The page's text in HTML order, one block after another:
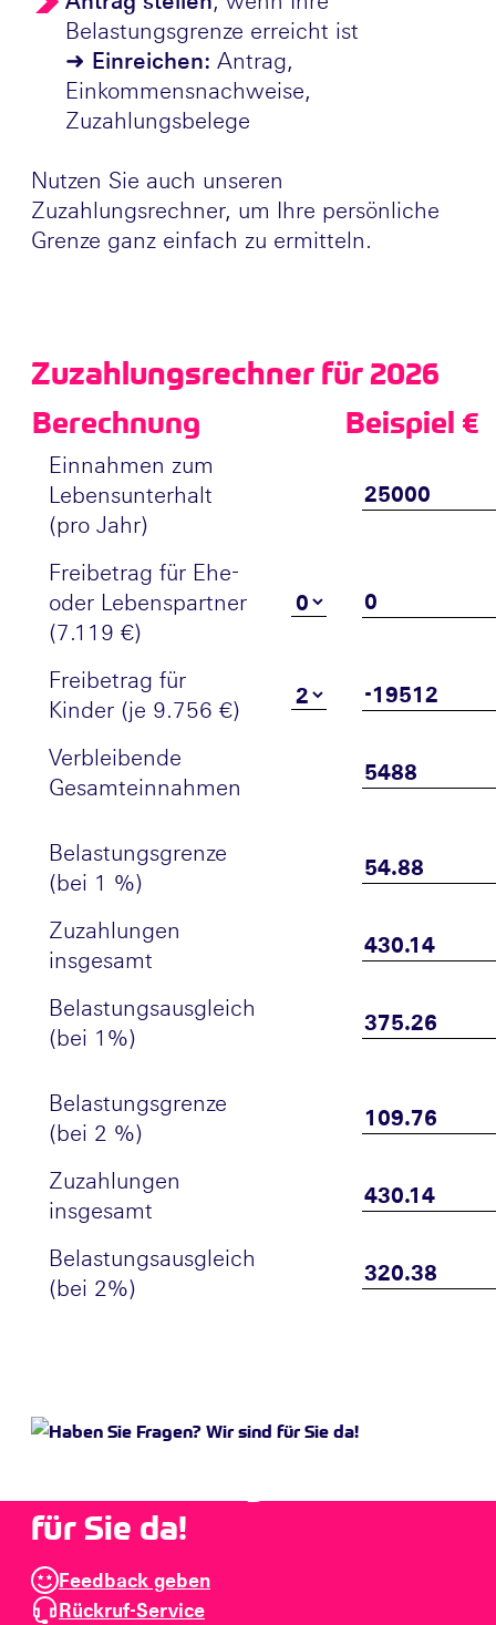
Belastungsgrenze erreicht ist
➜ Einreichen: Antrag,
Einkommensnachweise,
Zuzahlungsbelege
Nutzen Sie auch unseren
Zuzahlungsrechner, um Ihre persönliche
Grenze ganz einfach zu ermitteln.
Zuzahlungsrechner für 2026
Berechnung Beispiel €
Einnahmen zum
Lebensunterhalt
(pro Jahr)
Freibetrag für Ehe-
oder Lebenspartner
(7.119 €)
Freibetrag für
Kinder (je 9.756 €)
Verbleibende
Gesamteinnahmen
Belastungsgrenze
(bei 1 %)
Zuzahlungen
insgesamt
Belastungsausgleich
(bei 1%)
Belastungsgrenze
(bei 2 %)
Zuzahlungen
insgesamt
Belastungsausgleich
(bei 2%)
für Sie da!
Feedback geben
Rückruf-Service